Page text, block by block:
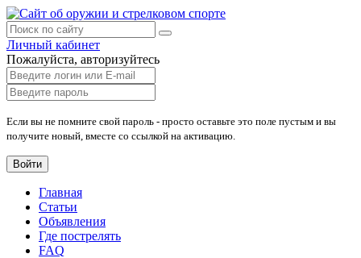
Личный кабинет
Пожалуйста, авторизуйтесь
Если вы не помните свой пароль - просто оставьте это поле пустым и вы
получите новый, вместе со ссылкой на активацию.
Войти
Главная
Статьи
Объявления
Где пострелять
FAQ